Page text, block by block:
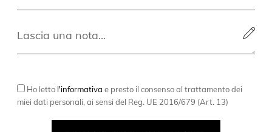
Ho letto l'informativa e presto il consenso al trattamento dei
miei dati personali, ai sensi del Reg. UE 2016/679 (Art. 13)